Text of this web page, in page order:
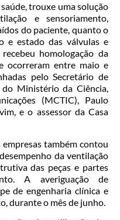
trouxe uma solução
e sensoriamento,
do paciente, quanto o
e estado das válvulas e
homologação da
ocorreram entre maio e
pelo Secretário de
do Ministério da Ciência,
(MCTIC), Paulo
e o assessor da Casa
também contou
da ventilação
das peças e partes
A averiguação de
de engenharia clínica e
durante o mês de junho.